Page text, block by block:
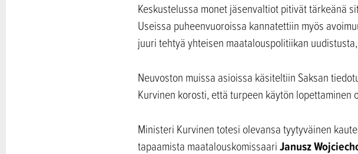
Keskustelussa monet jäsenvaltiot pitivät tärkeänä
Useissa puheenvuoroissa kannatettiin myös
juuri tehtyä yhteisen maatalouspolitiikan
Neuvoston muissa asioissa käsiteltiin Saksan
Kurvinen korosti, että turpeen käytön
Ministeri Kurvinen totesi olevansa tyytyväinen
tapaamista maatalouskomissaariJanusz